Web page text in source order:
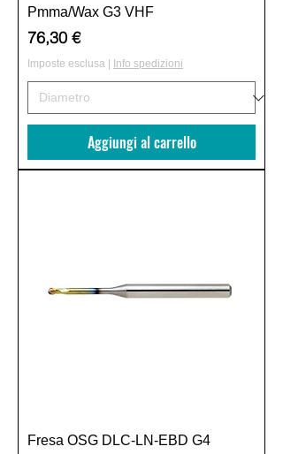
Pmma/Wax G3 VHF
Prezzo
76,30 €
Imposte esclusa Info spedizioni
Aggiungi al carrello
Fresa OSG DLC-LN-EBD G4